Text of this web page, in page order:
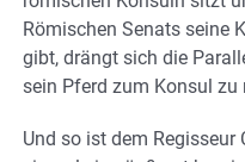
Römischen Senats seine
gibt, drängt sich die
sein Pferd zum Konsul
Und so ist dem Regisseur